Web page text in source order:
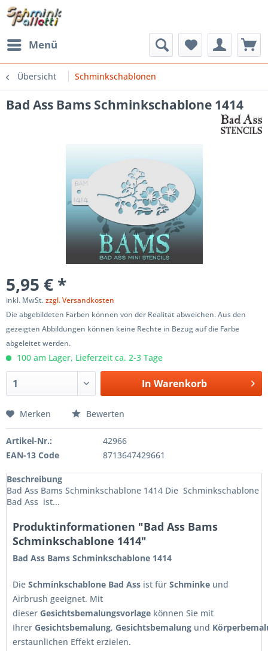
Menü
Übersicht Schminkschablonen
Bad Ass Bams Schminkschablone 1414
5,95 € *
inkl. MwSt.zzgl. Versandkosten
Die abgebildeten Farben können von der Realität abweichen. Aus den
gezeigten Abbildungen können keine Rechte in Bezug auf die Farbe
abgeleitet werden.
100 am Lager, Lieferzeit ca. 2-3 Tage
In Warenkorb
Merken Bewerten
Artikel-Nr.:
42966
EAN-13 Code
8713647429661
Beschreibung
Bad Ass Bams Schminkschablone 1414 Die Schminkschablone
Bad Ass ist...
Produktinformationen "Bad Ass Bams
Schminkschablone 1414"
Bad Ass Bams Schminkschablone 1414
Die Schminkschablone Bad Ass ist für Schminke und
Airbrush geeignet. Mit
dieser Gesichtsbemalungsvorlage können Sie mit
Ihrer Gesichtsbemalung, Gesichtsbemalung und
erstaunlichen Effekt erzielen.